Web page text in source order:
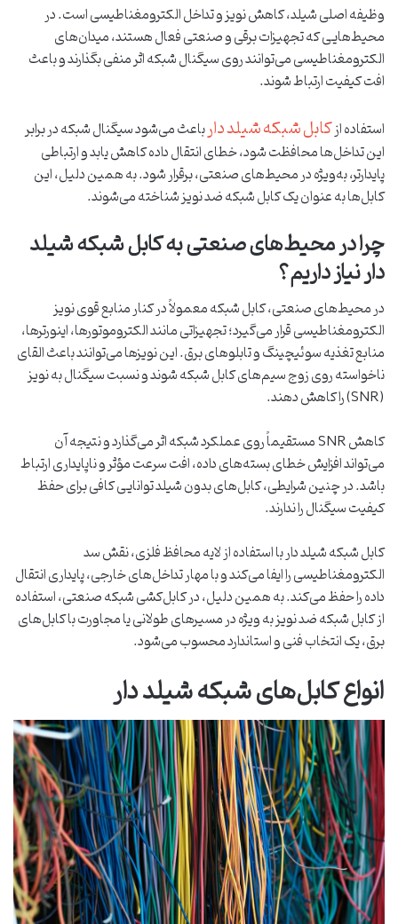
وظیفه اصلی شیلد، کاهش نویز و تداخل الکترومغناطیسی است. در
محیط‌هایی که تجهیزات برقی و صنعتی فعال هستند، میدان‌های
الکترومغناطیسی می‌توانند روی سیگنال شبکه اثر منفی بگذارند و باعث
افت کیفیت ارتباط شوند.
استفاده ازکابل شبکه شیلد دارباعث می‌شود سیگنال شبکه در برابر
این تداخل‌ها محافظت شود، خطای انتقال داده کاهش یابد و ارتباطی
پایدارتر، به‌ویژه در محیط‌های صنعتی، برقرار شود. به همین دلیل، این
کابل‌ها به ‌عنوان یک کابل شبکه ضد نویز شناخته می‌شوند.
چرا در محیط‌های صنعتی به کابل شبکه شیلد
دار نیاز داریم؟
در محیط‌های صنعتی، کابل شبکه معمولاً در کنار منابع قوی نویز
الکترومغناطیسی قرار می‌گیرد؛ تجهیزاتی مانند الکتروموتورها، اینورترها،
منابع تغذیه سوئیچینگ و تابلوهای برق. این نویزها می‌توانند باعث القای
ناخواسته روی زوج ‌سیم‌های کابل شبکه شوند و نسبت سیگنال به نویز
(SNR) را کاهش دهند.
کاهش SNR مستقیماً روی عملکرد شبکه اثر می‌گذارد و نتیجه آن
می‌تواند افزایش خطای بسته‌های داده، افت سرعت مؤثر و ناپایداری ارتباط
باشد. در چنین شرایطی، کابل‌های بدون شیلد توانایی کافی برای حفظ
کیفیت سیگنال را ندارند.
کابل شبکه شیلد دار با استفاده از لایه محافظ فلزی، نقش سد
الکترومغناطیسی را ایفا می‌کند و با مهار تداخل‌های خارجی، پایداری انتقال
داده را حفظ می‌کند. به همین دلیل، در کابل‌کشی شبکه صنعتی، استفاده
از کابل شبکه ضد نویز به ‌ویژه در مسیرهای طولانی یا مجاورت با کابل‌های
برق، یک انتخاب فنی و استاندارد محسوب می‌شود.
انواع کابل‌های شبکه شیلد دار